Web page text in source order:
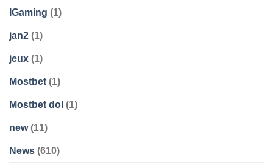
IGaming (1)
jan2 (1)
jeux (1)
Mostbet (1)
Mostbet dol (1)
new(11)
News (610)